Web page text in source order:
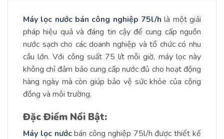
Máy lọc nước bán công nghiệp 75l/h là một giải
pháp hiệu quả và đáng tin cậy để cung cấp nguồn
nước sạch cho các doanh nghiệp và tổ chức có nhu
cầu lớn. Với công suất 75 lít mỗi giờ, máy lọc này
không chỉ đảm bảo cung cấp nước đủ cho hoạt động
hàng ngày mà còn giúp bảo vệ sức khỏe của cộng
đồng và môi trường.
Đặc Điểm Nổi Bật:
Máy lọc nướcbán công nghiệp 75l/h được thiết kế